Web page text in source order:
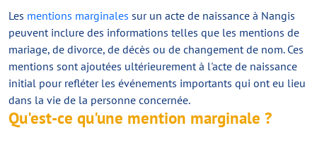
Les mentions marginales sur un acte de naissance à Nangis
peuvent inclure des informations telles que les mentions de
mariage, de divorce, de décès ou de changement de nom. Ces
mentions sont ajoutées ultérieurement à l'acte de naissance
initial pour refléter les événements importants qui ont eu lieu
dans la vie de la personne concernée.
Qu'est-ce qu'une mention marginale ?